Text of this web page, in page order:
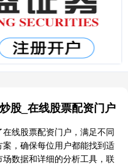
股_在线股票配资门户
线股票配资门户，满足不同
，确保每位用户都能找到适
数据和详细的分析工具，联